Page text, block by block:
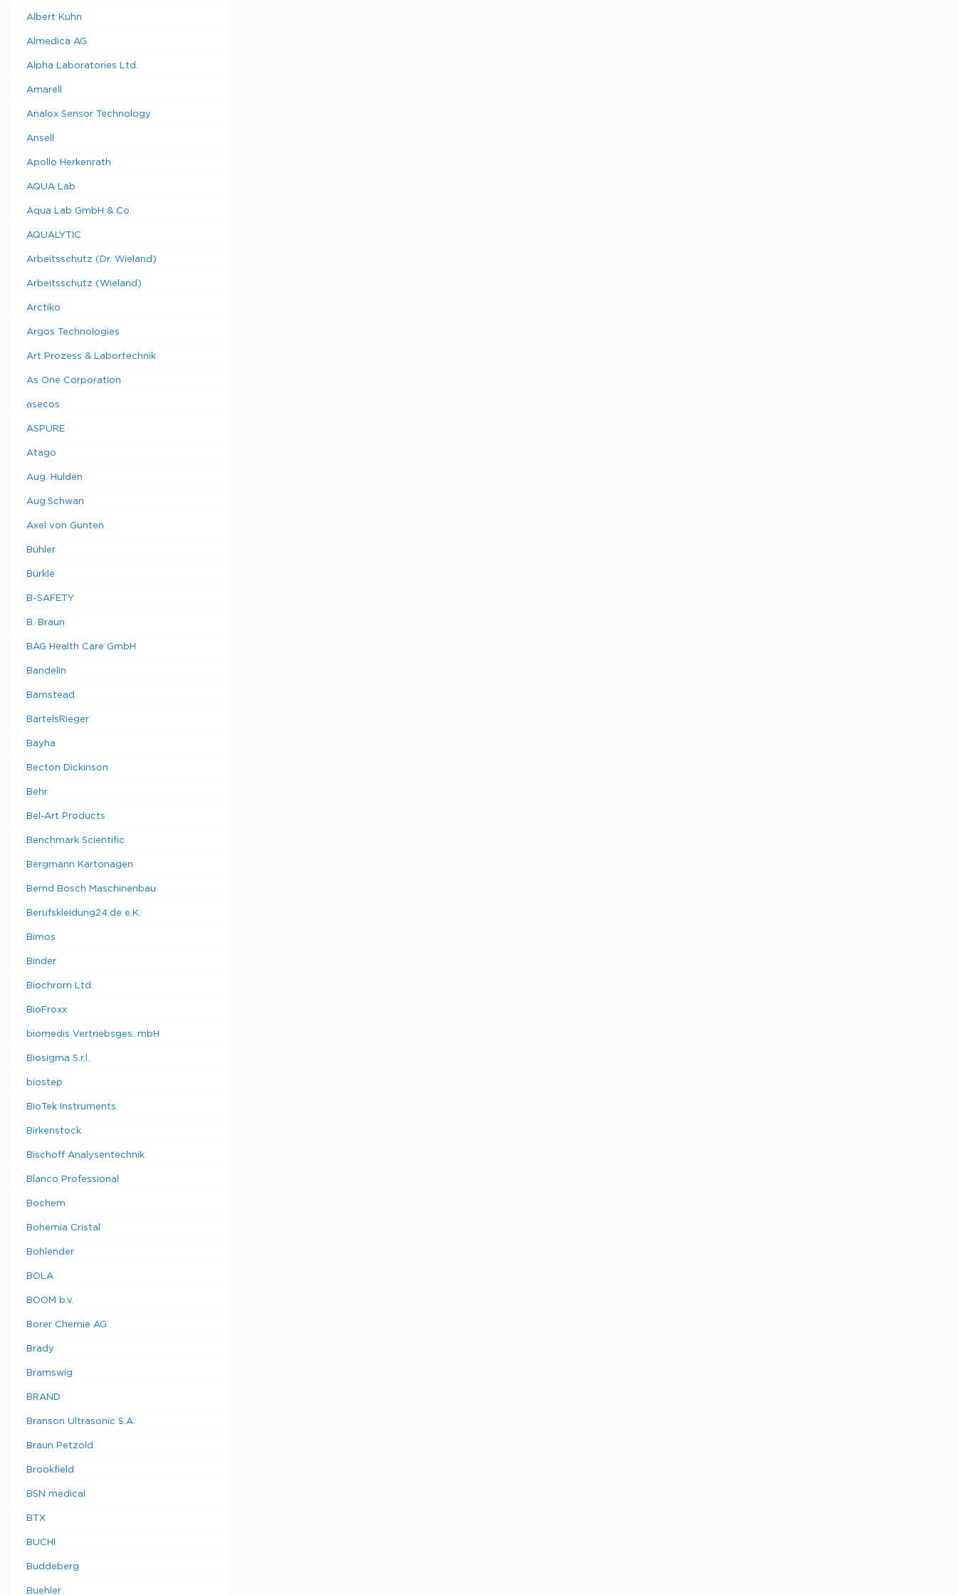
Albert Kuhn
Almedica AG
Alpha Laboratories Ltd.
Amarell
Analox Sensor Technology
Ansell
Apollo Herkenrath
AQUA Lab
Aqua Lab GmbH & Co.
AQUALYTIC
Arbeitsschutz (Dr. Wieland)
Arbeitsschutz (Wieland)
Arctiko
Argos Technologies
Art Prozess & Labortechnik
As One Corporation
asecos
ASPURE
Atago
Aug. Hulden
Aug.Schwan
Axel von Gunten
Bühler
Bürkle
B-SAFETY
B. Braun
BAG Health Care GmbH
Bandelin
Barnstead
BartelsRieger
Bayha
Becton Dickinson
Behr
Bel-Art Products
Benchmark Scientific
Bergmann Kartonagen
Bernd Bosch Maschinenbau
Berufskleidung24.de e.K.
Bimos
Binder
Biochrom Ltd.
BioFroxx
biomedis Vertriebsges. mbH
Biosigma S.r.l.
biostep
BioTek Instruments
Birkenstock
Bischoff Analysentechnik
Blanco Professional
Bochem
Bohemia Cristal
Bohlender
BOLA
BOOM b.v.
Borer Chemie AG
Brady
Bramswig
BRAND
Branson Ultrasonic S.A.
Braun Petzold
Brookfield
BSN medical
BTX
BUCHI
Buddeberg
Buehler